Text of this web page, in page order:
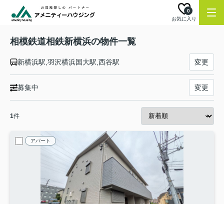
お気に入り
0
相模鉄道相鉄新横浜の物件一覧
新横浜駅,羽沢横浜国大駅,西谷駅 変更
募集中 変更
1件
アパート